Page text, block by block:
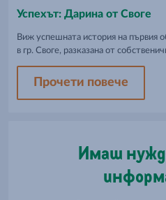
Успехът: Дарина от Своге
Виж успешната история на първия
в гр. Своге, разказана от
Прочети повече
Имаш